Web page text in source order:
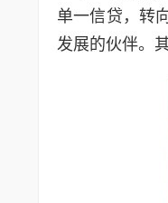
单一信贷，转
发展的伙伴。